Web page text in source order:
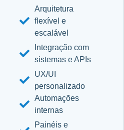
Arquitetura
flexível e
escalável
Integração com
sistemas e APIs
UX/UI
personalizado
Automações
internas
Painéis e